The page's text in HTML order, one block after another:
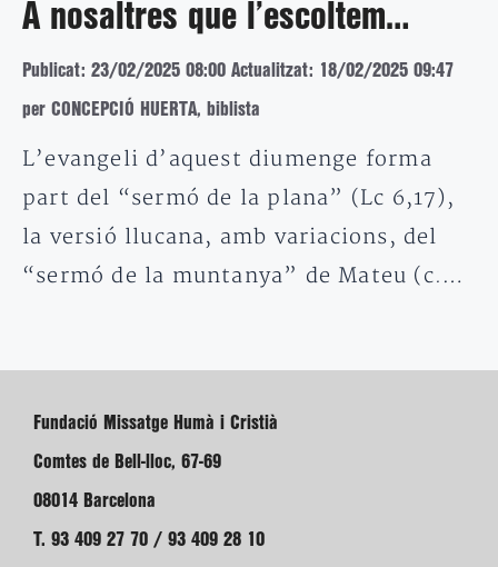
A nosaltres que l’escoltem…
Publicat: 23/02/2025 08:00 Actualitzat: 18/02/2025 09:47
per CONCEPCIÓ HUERTA, biblista
L’evangeli d’aquest diumenge forma
part del “sermó de la plana” (Lc 6,17),
la versió llucana, amb variacions, del
“sermó de la muntanya” de Mateu (c.…
Fundació Missatge Humà i Cristià
Comtes de Bell-lloc, 67-69
08014 Barcelona
T. 93 409 27 70 / 93 409 28 10